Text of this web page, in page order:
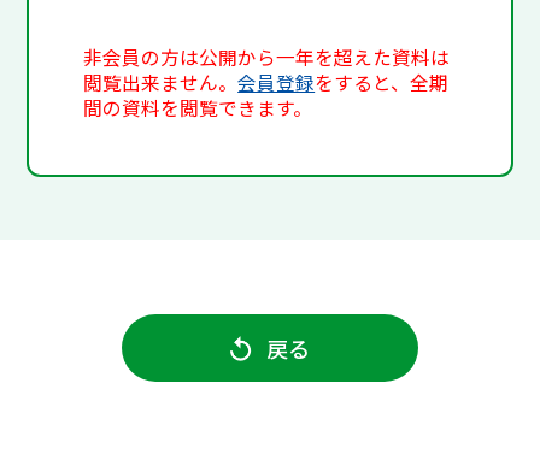
非会員の方は公開から一年を超えた資料は
閲覧出来ません。会員登録をすると、全期
間の資料を閲覧できます。
戻る